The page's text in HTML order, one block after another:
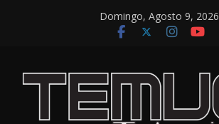
Domingo, Agosto 9, 2026